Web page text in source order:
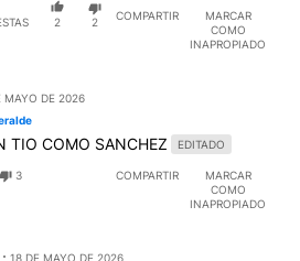
2 2
COMPARTIR
MARCAR
COMO
INAPROPIADO
MAYO DE 2026
TIO COMO SANCHEZ EDITADO
3 COMPARTIR
MARCAR
COMO
INAPROPIADO
18 DE MAYO DE 2026